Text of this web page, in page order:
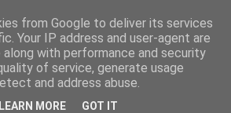
from Google to deliver its services
Your IP address and user-agent are
along with performance and security
of service, generate usage
and address abuse.
LEARN MORE GOT IT